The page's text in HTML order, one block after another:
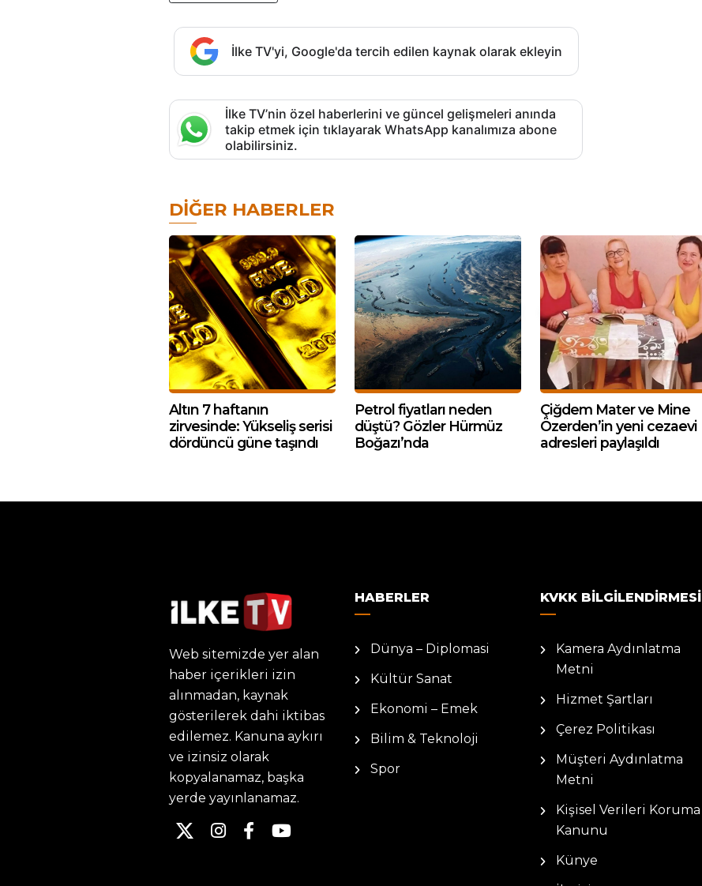
İlke TV'yi, Google'da tercih edilen kaynak olarak ekleyin
İlke TV’nin özel haberlerini ve güncel gelişmeleri anında
takip etmek için tıklayarak WhatsApp kanalımıza abone
olabilirsiniz.
DIĞER HABERLER
Altın 7 haftanın
zirvesinde: Yükseliş serisi
dördüncü güne taşındı
Petrol fiyatları neden
düştü? Gözler Hürmüz
Boğazı’nda
Çiğdem Mater ve Mine
Özerden’in yeni cezaevi
adresleri paylaşıldı
Web sitemizde yer alan
haber içerikleri izin
alınmadan, kaynak
gösterilerek dahi iktibas
edilemez. Kanuna aykırı
ve izinsiz olarak
kopyalanamaz, başka
yerde yayınlanamaz.
HABERLER
Dünya – Diplomasi
Kültür Sanat
Ekonomi – Emek
Bilim & Teknoloji
Spor
KVKK BILGILENDIRMESI
Kamera Aydınlatma
Metni
Hizmet Şartları
Çerez Politikası
Müşteri Aydınlatma
Metni
Kişisel Verileri Koruma
Kanunu
Künye